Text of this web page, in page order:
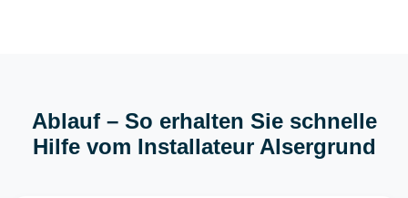
Ablauf – So erhalten Sie schnelle
Hilfe vom Installateur Alsergrund